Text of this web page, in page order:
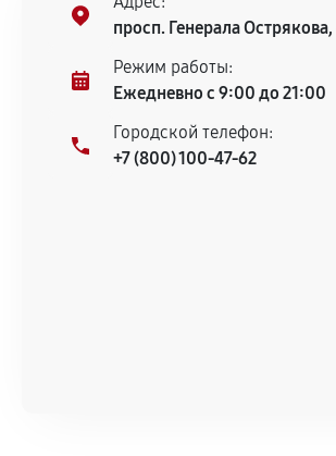
просп. Генерала
Режим работы:
Ежедневно с 9:00 до 21:00
Городской телефон:
+7 (800) 100-47-62